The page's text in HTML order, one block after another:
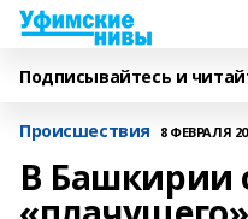
Подписывайтесь и
Происшествия 8 ФЕВРАЛЯ
В Башкирии